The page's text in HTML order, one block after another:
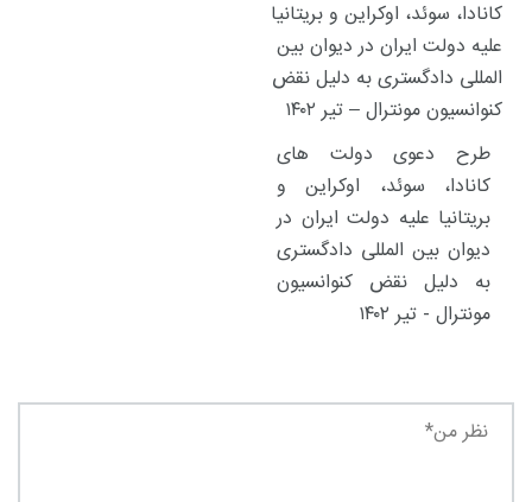
طرح دعوی دولت های
کانادا، سوئد، اوکراین و
بریتانیا علیه دولت ایران در
دیوان بین المللی دادگستری
به دلیل نقض کنوانسیون
مونترال - تیر ۱۴۰۲